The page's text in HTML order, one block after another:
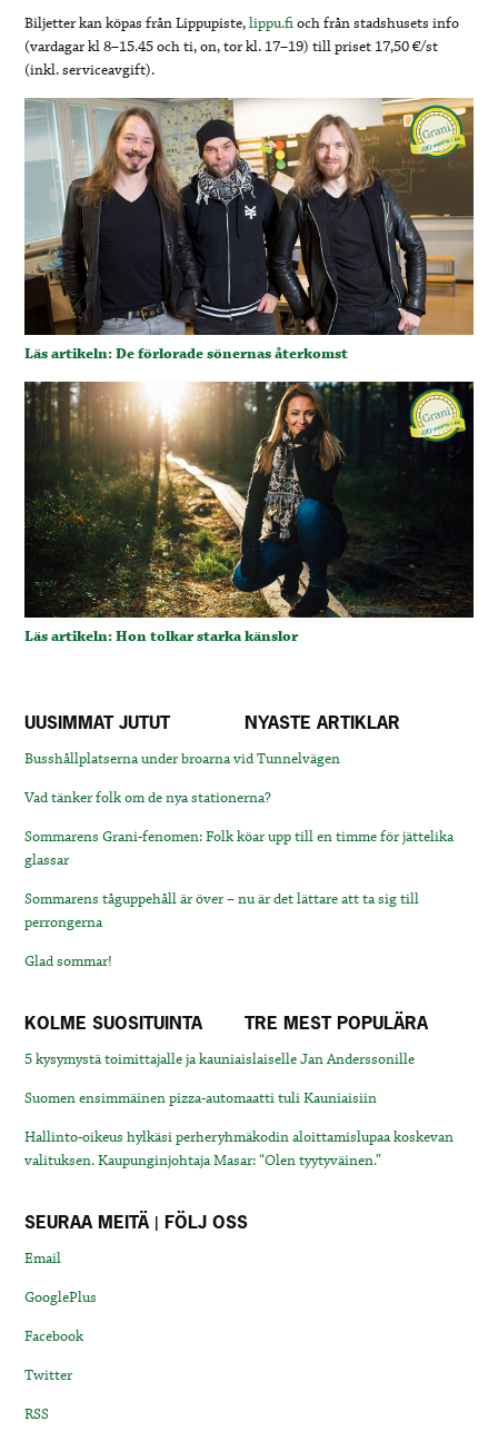
Biljetter kan köpas från Lippupiste,lippu.fioch från stadshusets info
(vardagar kl 8–15.45 och ti, on, tor kl. 17–19) till priset 17,50 €/st
(inkl. serviceavgift).
Läs artikeln: De förlorade sönernas återkomst
Läs artikeln: Hon tolkar starka känslor
UUSIMMAT JUTUT NYASTE ARTIKLAR
Busshållplatserna under broarna vid Tunnelvägen
Vad tänker folk om de nya stationerna?
Sommarens Grani-fenomen: Folk köar upp till en timme för jättelika
glassar
Sommarens tåguppehåll är över – nu är det lättare att ta sig till
perrongerna
Glad sommar!
KOLME SUOSITUINTA TRE MEST POPULÄRA
5 kysymystä toimittajalle ja kauniaislaiselle Jan Anderssonille
Suomen ensimmäinen pizza-automaatti tuli Kauniaisiin
Hallinto-oikeus hylkäsi perheryhmäkodin aloittamislupaa koskevan
valituksen. Kaupunginjohtaja Masar: “Olen tyytyväinen.”
SEURAA MEITÄ | FÖLJ OSS
Email
GooglePlus
Facebook
Twitter
RSS